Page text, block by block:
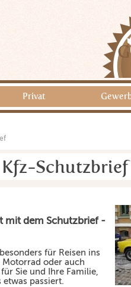
Privat
Kfz-Schutzbrief
mit dem Schutzbrief -
für Reisen ins
Motorrad oder auch
Sie und Ihre Familie,
passiert.